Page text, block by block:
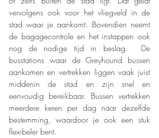
vervolgens ook voor het vliegveld in de
stad waar je aankomt. Bovendien neemt
de bagagecontrole en het instappen ook
nog de nodige tijd in beslag.  De
busstations waar de Greyhound bussen
aankomen en vertrekken liggen vaak juist
middenin de stad en zijn snel en
eenvoudig bereikbaar. Bussen vertrekken
meerdere keren per dag naar dezelfde
bestemming, waardoor je ook een stuk
flexibeler bent.